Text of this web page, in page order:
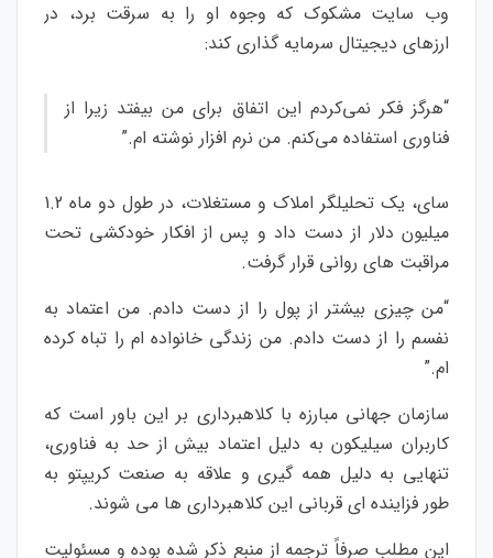
وب سایت مشکوک که وجوه او را به سرقت برد، در
ارزهای دیجیتال سرمایه گذاری کند:
“هرگز فکر نمی‌کردم این اتفاق برای من بیفتد زیرا از
فناوری استفاده می‌کنم. من نرم افزار نوشته ام.”
سای، یک تحلیلگر املاک و مستغلات، در طول دو ماه 1.2
میلیون دلار از دست داد و پس از افکار خودکشی تحت
مراقبت های روانی قرار گرفت.
“من چیزی بیشتر از پول را از دست دادم. من اعتماد به
نفسم را از دست دادم. من زندگی خانواده ام را تباه کرده
ام.”
سازمان جهانی مبارزه با کلاهبرداری بر این باور است که
کاربران سیلیکون به دلیل اعتماد بیش از حد به فناوری،
تنهایی به دلیل همه گیری و علاقه به صنعت کریپتو به
طور فزاینده ای قربانی این کلاهبرداری ها می شوند.
این مطلب صرفاً ترجمه از منبع ذکر شده بوده و مسئولیت